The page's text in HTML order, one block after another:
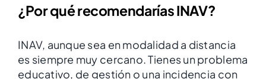
¿Por qué recomendarías INAV?
INAV, aunque sea en modalidad a distancia
es siempre muy cercano. Tienes un problema
educativo, de gestión o una incidencia con